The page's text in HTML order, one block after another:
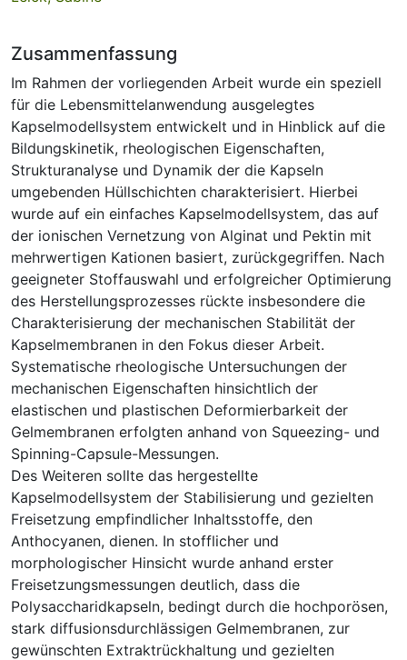
Zusammenfassung
Im Rahmen der vorliegenden Arbeit wurde ein speziell
für die Lebensmittelanwendung ausgelegtes
Kapselmodellsystem entwickelt und in Hinblick auf die
Bildungskinetik, rheologischen Eigenschaften,
Strukturanalyse und Dynamik der die Kapseln
umgebenden Hüllschichten charakterisiert. Hierbei
wurde auf ein einfaches Kapselmodellsystem, das auf
der ionischen Vernetzung von Alginat und Pektin mit
mehrwertigen Kationen basiert, zurückgegriffen. Nach
geeigneter Stoffauswahl und erfolgreicher Optimierung
des Herstellungsprozesses rückte insbesondere die
Charakterisierung der mechanischen Stabilität der
Kapselmembranen in den Fokus dieser Arbeit.
Systematische rheologische Untersuchungen der
mechanischen Eigenschaften hinsichtlich der
elastischen und plastischen Deformierbarkeit der
Gelmembranen erfolgten anhand von Squeezing- und
Spinning-Capsule-Messungen.
Des Weiteren sollte das hergestellte
Kapselmodellsystem der Stabilisierung und gezielten
Freisetzung empfindlicher Inhaltsstoffe, den
Anthocyanen, dienen. In stofflicher und
morphologischer Hinsicht wurde anhand erster
Freisetzungsmessungen deutlich, dass die
Polysaccharidkapseln, bedingt durch die hochporösen,
stark diffusionsdurchlässigen Gelmembranen, zur
gewünschten Extraktrückhaltung und gezielten